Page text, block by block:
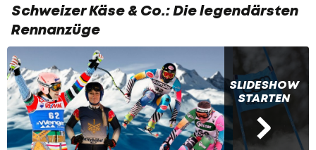
Schweizer Käse & Co.: Die legendärsten
Rennanzüge
SLIDESHOW
STARTEN